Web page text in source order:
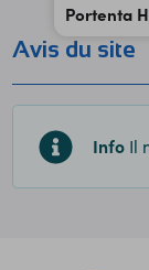
Portenta
Avis du site
Info Il